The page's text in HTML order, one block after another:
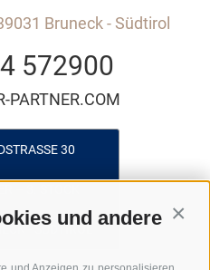
und andere
Bruneck - Südtirol
572900
PARTNER.COM
30
- SÜDTIROL